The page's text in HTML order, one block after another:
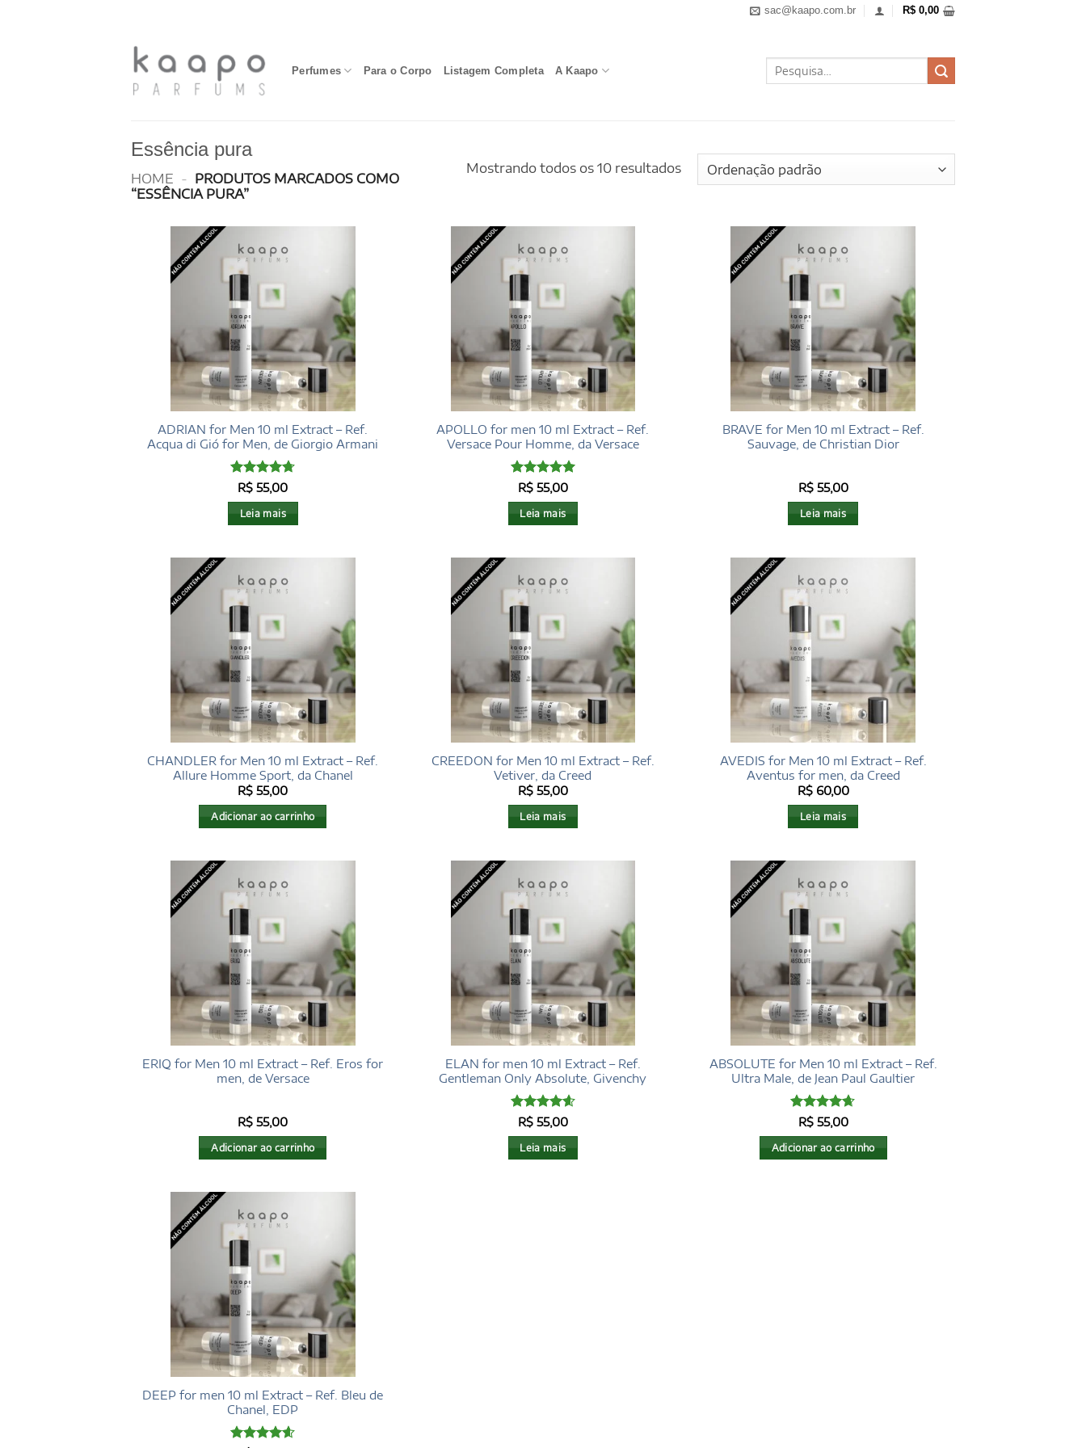
sac@kaapo.com.br R$ 0,00
Perfumes Para o Corpo Listagem Completa A Kaapo
Pesquisar
por:
Essência pura
HOME - PRODUTOS MARCADOS COMO
“ESSÊNCIA PURA”
Mostrando todos os 10 resultados
ADRIAN for Men 10 ml Extract – Ref.
Acqua di Gió for Men, de Giorgio Armani
Avaliação
R$ 55,00
Leia mais
APOLLO for men 10 ml Extract – Ref.
Versace Pour Homme, da Versace
Avaliação
R$55,00
Leia mais
BRAVE for Men 10 ml Extract – Ref.
Sauvage, de Christian Dior
R$55,00
Leia mais
CHANDLER for Men 10 ml Extract – Ref.
Allure Homme Sport, da Chanel
R$ 55,00
Adicionar ao carrinho
CREEDON for Men 10 ml Extract – Ref.
Vetiver, da Creed
R$55,00
Leia mais
AVEDIS for Men 10 ml Extract – Ref.
Aventus for men, da Creed
R$60,00
Leia mais
ERIQ for Men 10 ml Extract – Ref. Eros for
men, de Versace
R$ 55,00
Adicionar ao carrinho
ELAN for men 10 ml Extract – Ref.
Gentleman Only Absolute, Givenchy
Avaliação
R$55,00
Leia mais
ABSOLUTE for Men 10 ml Extract – Ref.
Ultra Male, de Jean Paul Gaultier
Avaliação
R$55,00
Adicionar ao carrinho
DEEP for men 10 ml Extract – Ref. Bleu de
Chanel, EDP